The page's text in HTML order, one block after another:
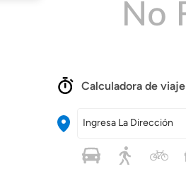
Calculadora de viaje
Ingresa La Dirección